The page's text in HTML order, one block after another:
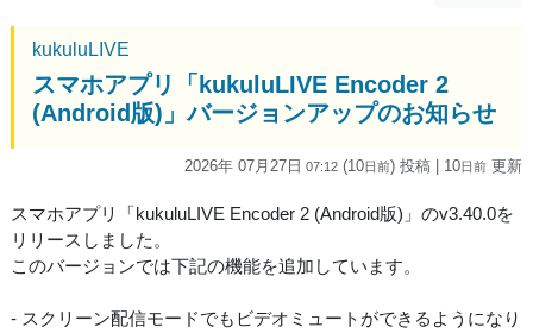
kukuluLIVE
スマホアプリ「kukuluLIVE Encoder 2
(Android版)」バージョンアップのお知らせ
2026年 07月27日 07:12 (10日前) 投稿 | 10日前 更新
スマホアプリ「kukuluLIVE Encoder 2 (Android版)」のv3.40.0を
リリースしました。
このバージョンでは下記の機能を追加しています。
- スクリーン配信モードでもビデオミュートができるようになり